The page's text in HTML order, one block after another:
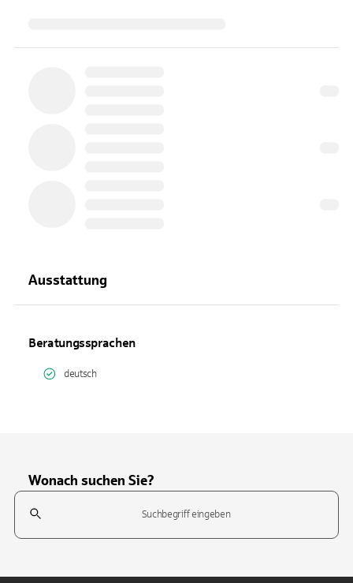
Ausstattung
Beratungssprachen
deutsch
Wonach suchen Sie?
Suchfeld